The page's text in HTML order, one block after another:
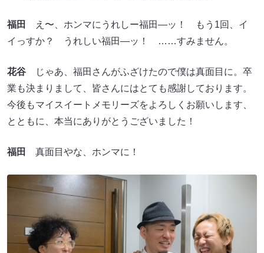
福田
え〜、ホンマにうれしー福田―ッ！ もう1回、イ
イっすか？ うれしい福田―ッ！ ……すみません。
花谷 じゃあ、福田さんがふざけたので僕は真面目に。卒
業も決まりまして、皆さんにはとても感謝しております。
今後もマイスイートメモリーズをよろしくお願いします、
とともに、本当にありがとうございました！
福田 真面目やな、ホンマに！